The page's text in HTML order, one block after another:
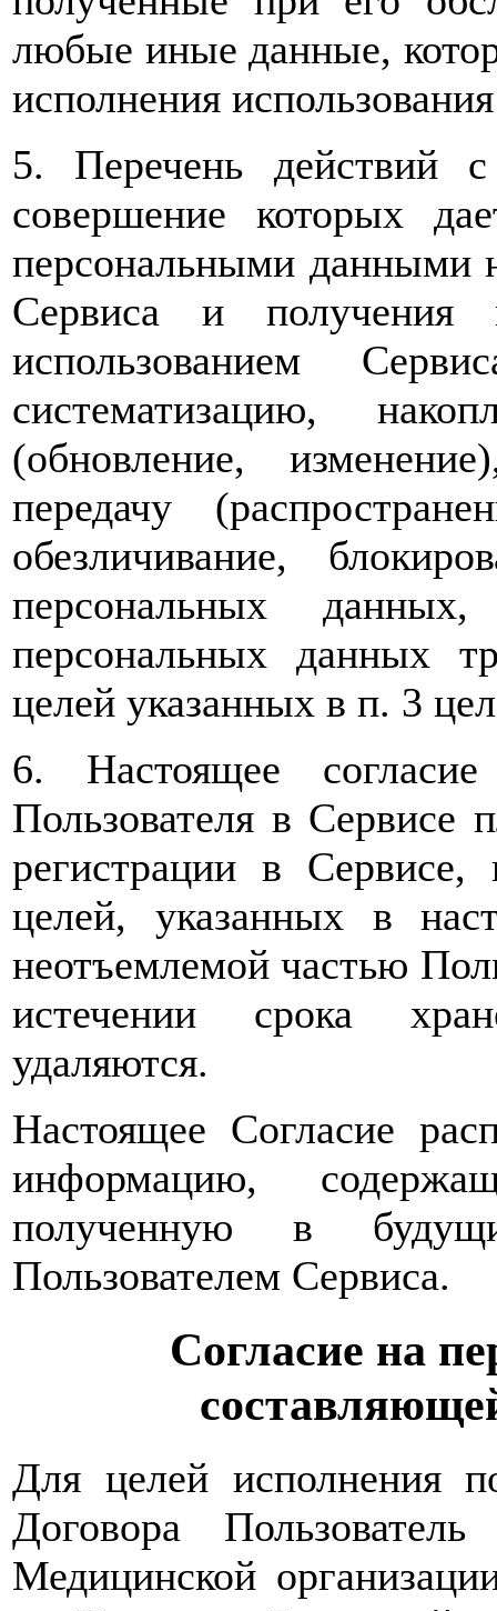
любые иные данные,
исполнения
5. Перечень действий
совершение которых
персональными данными
Сервиса и получения
использованием
систематизацию,
(обновление,
передачу
обезличивание,
персональных данных,
персональных данных
целей указанных в п. 3
6. Настоящее
Пользователя в
регистрации в
целей, указанных в
неотъемлемой частью
истечении срока
удаляются.
Настоящее Согласие
информацию,
полученную в
Пользователем Сервиса.
Согласие на
Для целей исполнения
Договора
Медицинской